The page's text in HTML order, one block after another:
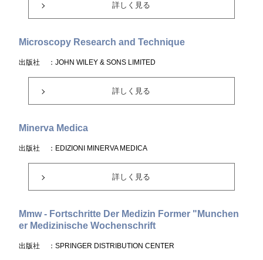
詳しく見る
Microscopy Research and Technique
出版社 ：JOHN WILEY & SONS LIMITED
詳しく見る
Minerva Medica
出版社 ：EDIZIONI MINERVA MEDICA
詳しく見る
Mmw - Fortschritte Der Medizin Former "Munchen
er Medizinische Wochenschrift
出版社 ：SPRINGER DISTRIBUTION CENTER